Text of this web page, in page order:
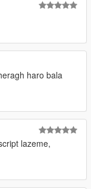
haro bala
lazeme,